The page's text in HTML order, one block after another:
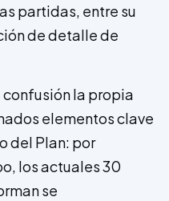
partidas, entre su
de detalle de
la propia
elementos clave
del Plan: por
los actuales 30
se